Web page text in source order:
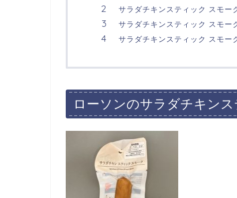
サラダチキンスティック スモー
サラダチキンスティック スモー
サラダチキンスティック スモー
ローソンのサラダチキン